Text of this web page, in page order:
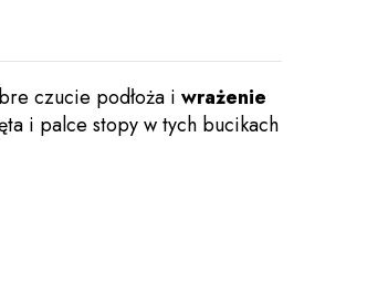
czucie podłoża i wrażenie
i palce stopy w tych bucikach